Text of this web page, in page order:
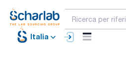
Italia